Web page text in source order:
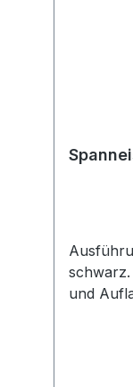
und